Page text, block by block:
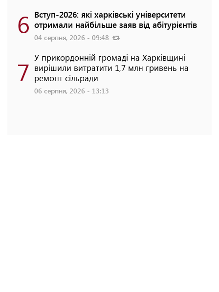
6 Вступ-2026: які харківські університети
отримали найбільше заяв від абітурієнтів
04 серпня, 2026 - 09:48
7 У прикордонній громаді на Харківщині
вирішили витратити 1,7 млн гривень на
ремонт сільради
06 серпня, 2026 - 13:13